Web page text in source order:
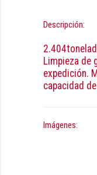
Descripción:
Limpieza de
expedición.
capacidad
Imágenes: